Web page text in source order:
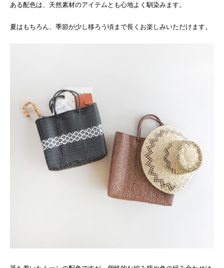
ある配色は、天然素材のアイテムとも心地よく馴染みます。
夏はもちろん、季節が少し移ろう頃まで長くお楽しみいただけます。